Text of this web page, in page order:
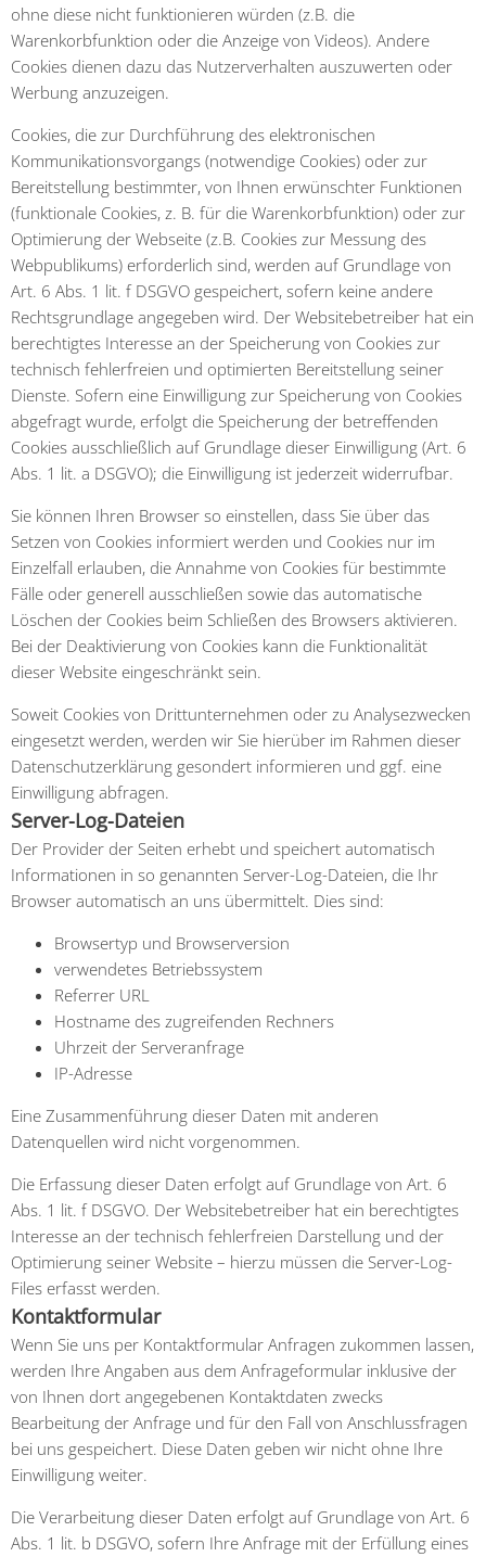
ohne diese nicht funktionieren würden (z.B. die
Warenkorbfunktion oder die Anzeige von Videos). Andere
Cookies dienen dazu das Nutzerverhalten auszuwerten oder
Werbung anzuzeigen.
Cookies, die zur Durchführung des elektronischen
Kommunikationsvorgangs (notwendige Cookies) oder zur
Bereitstellung bestimmter, von Ihnen erwünschter Funktionen
(funktionale Cookies, z. B. für die Warenkorbfunktion) oder zur
Optimierung der Webseite (z.B. Cookies zur Messung des
Webpublikums) erforderlich sind, werden auf Grundlage von
Art. 6 Abs. 1 lit. f DSGVO gespeichert, sofern keine andere
Rechtsgrundlage angegeben wird. Der Websitebetreiber hat ein
berechtigtes Interesse an der Speicherung von Cookies zur
technisch fehlerfreien und optimierten Bereitstellung seiner
Dienste. Sofern eine Einwilligung zur Speicherung von Cookies
abgefragt wurde, erfolgt die Speicherung der betreffenden
Cookies ausschließlich auf Grundlage dieser Einwilligung (Art. 6
Abs. 1 lit. a DSGVO); die Einwilligung ist jederzeit widerrufbar.
Sie können Ihren Browser so einstellen, dass Sie über das
Setzen von Cookies informiert werden und Cookies nur im
Einzelfall erlauben, die Annahme von Cookies für bestimmte
Fälle oder generell ausschließen sowie das automatische
Löschen der Cookies beim Schließen des Browsers aktivieren.
Bei der Deaktivierung von Cookies kann die Funktionalität
dieser Website eingeschränkt sein.
Soweit Cookies von Drittunternehmen oder zu Analysezwecken
eingesetzt werden, werden wir Sie hierüber im Rahmen dieser
Datenschutzerklärung gesondert informieren und ggf. eine
Einwilligung abfragen.
Server-Log-Dateien
Der Provider der Seiten erhebt und speichert automatisch
Informationen in so genannten Server-Log-Dateien, die Ihr
Browser automatisch an uns übermittelt. Dies sind:
Browsertyp und Browserversion
verwendetes Betriebssystem
Referrer URL
Hostname des zugreifenden Rechners
Uhrzeit der Serveranfrage
IP-Adresse
Eine Zusammenführung dieser Daten mit anderen
Datenquellen wird nicht vorgenommen.
Die Erfassung dieser Daten erfolgt auf Grundlage von Art. 6
Abs. 1 lit. f DSGVO. Der Websitebetreiber hat ein berechtigtes
Interesse an der technisch fehlerfreien Darstellung und der
Optimierung seiner Website – hierzu müssen die Server-Log-
Files erfasst werden.
Kontaktformular
Wenn Sie uns per Kontaktformular Anfragen zukommen lassen,
werden Ihre Angaben aus dem Anfrageformular inklusive der
von Ihnen dort angegebenen Kontaktdaten zwecks
Bearbeitung der Anfrage und für den Fall von Anschlussfragen
bei uns gespeichert. Diese Daten geben wir nicht ohne Ihre
Einwilligung weiter.
Die Verarbeitung dieser Daten erfolgt auf Grundlage von Art. 6
Abs. 1 lit. b DSGVO, sofern Ihre Anfrage mit der Erfüllung eines